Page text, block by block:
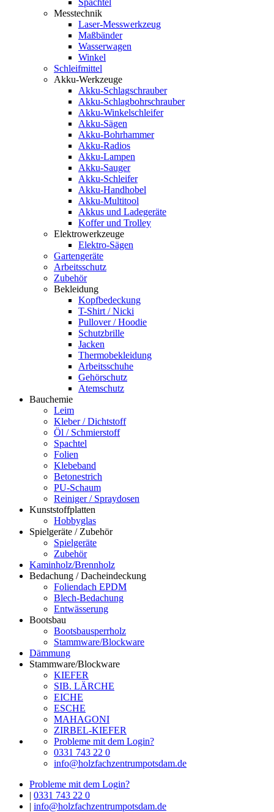
Spachtel
Messtechnik
Laser-Messwerkzeug
Maßbänder
Wasserwagen
Winkel
Schleifmittel
Akku-Werkzeuge
Akku-Schlagschrauber
Akku-Schlagbohrschrauber
Akku-Winkelschleifer
Akku-Sägen
Akku-Bohrhammer
Akku-Radios
Akku-Lampen
Akku-Sauger
Akku-Schleifer
Akku-Handhobel
Akku-Multitool
Akkus und Ladegeräte
Koffer und Trolley
Elektrowerkzeuge
Elektro-Sägen
Gartengeräte
Arbeitsschutz
Zubehör
Bekleidung
Kopfbedeckung
T-Shirt / Nicki
Pullover / Hoodie
Schutzbrille
Jacken
Thermobekleidung
Arbeitsschuhe
Gehörschutz
Atemschutz
Bauchemie
Leim
Kleber / Dichtstoff
Öl / Schmierstoff
Spachtel
Folien
Klebeband
Betonestrich
PU-Schaum
Reiniger / Spraydosen
Kunststoffplatten
Hobbyglas
Spielgeräte / Zubehör
Spielgeräte
Zubehör
Kaminholz/Brennholz
Bedachung / Dacheindeckung
Foliendach EPDM
Blech-Bedachung
Entwässerung
Bootsbau
Bootsbausperrholz
Stammware/Blockware
Dämmung
Stammware/Blockware
KIEFER
SIB. LÄRCHE
EICHE
ESCHE
MAHAGONI
ZIRBEL-KIEFER
Probleme mit dem Login?
0331 743 22 0
info@holzfachzentrumpotsdam.de
Probleme mit dem Login?
| 0331 743 22 0
| info@holzfachzentrumpotsdam.de